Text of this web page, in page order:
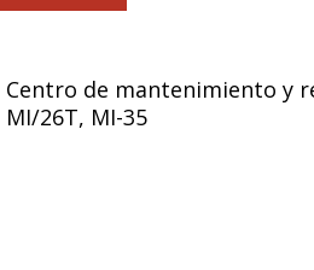
Centro de mantenimiento y
MI/26T, MI-35